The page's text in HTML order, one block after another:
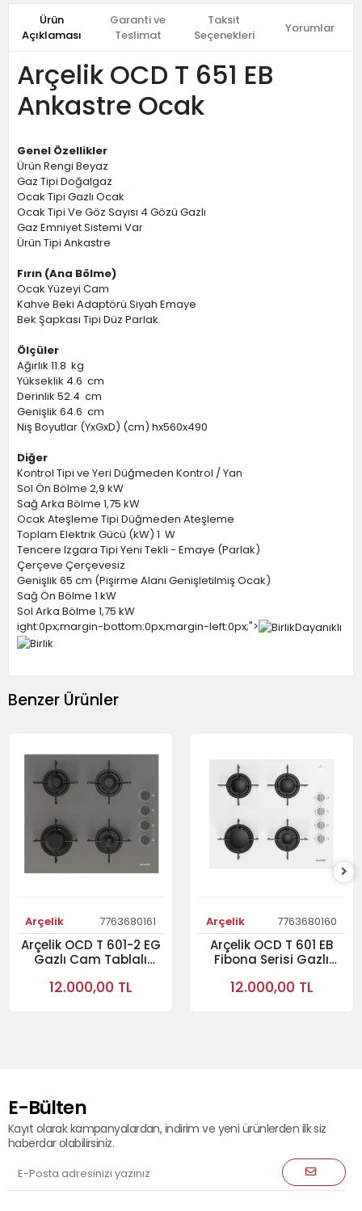
Ürün
Açıklaması
Garanti ve
Teslimat
Taksit
Seçenekleri
Yorumlar
Arçelik OCD T 651 EB
Ankastre Ocak
Genel Özellikler
Ürün Rengi Beyaz
Gaz Tipi Doğalgaz
Ocak Tipi Gazlı Ocak
Ocak Tipi Ve Göz Sayısı 4 Gözü Gazlı
Gaz Emniyet Sistemi Var
Ürün Tipi Ankastre
Fırın (Ana Bölme)
Ocak Yüzeyi Cam
Kahve Beki Adaptörü Siyah Emaye
Bek Şapkası Tipi Düz Parlak
Ölçüler
Ağırlık 11.8 kg
Yükseklik 4.6 cm
Derinlik 52.4 cm
Genişlik 64.6 cm
Niş Boyutlar (YxGxD) (cm) hx560x490
Diğer
Kontrol Tipi ve Yeri Düğmeden Kontrol / Yan
Sol Ön Bölme 2,9 kW
Sağ Arka Bölme 1,75 kW
Ocak Ateşleme Tipi Düğmeden Ateşleme
Toplam Elektrik Gücü (kW) 1 W
Tencere Izgara Tipi Yeni Tekli - Emaye (Parlak)
Çerçeve Çerçevesiz
Genişlik 65 cm (Pişirme Alanı Genişletilmiş Ocak)
Sağ Ön Bölme 1 kW
Sol Arka Bölme 1,75 kW
ight:0px;margin-bottom:0px;margin-left:0px;">
Benzer Ürünler
Arçelik 7763680161
Arçelik OCD T 601-2 EG
Gazlı Cam Tablalı
12.000,00 TL
Arçelik 7763680160
Arçelik OCD T 601 EB
Fibona Serisi Gazlı
12.000,00 TL
E-Bülten
Kayıt olarak kampanyalardan, indirim ve yeni ürünlerden ilk siz
haberdar olabilirsiniz.